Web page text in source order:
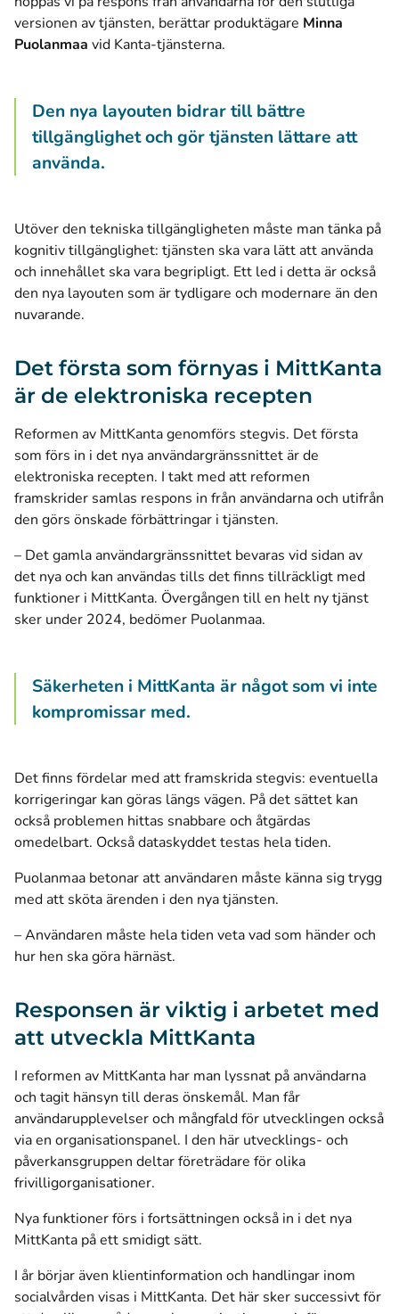
versionen av tjänsten, berättar produktägare Minna
Puolanmaa vid Kanta-tjänsterna.
Den nya layouten bidrar till bättre
tillgänglighet och gör tjänsten lättare att
använda.
Utöver den tekniska tillgängligheten måste man tänka på
kognitiv tillgänglighet: tjänsten ska vara lätt att använda
och innehållet ska vara begripligt. Ett led i detta är också
den nya layouten som är tydligare och modernare än den
nuvarande.
Det första som förnyas i MittKanta
är de elektroniska recepten
Reformen av MittKanta genomförs stegvis. Det första
som förs in i det nya användargränssnittet är de
elektroniska recepten. I takt med att reformen
framskrider samlas respons in från användarna och utifrån
den görs önskade förbättringar i tjänsten.
– Det gamla användargränssnittet bevaras vid sidan av
det nya och kan användas tills det finns tillräckligt med
funktioner i MittKanta. Övergången till en helt ny tjänst
sker under 2024, bedömer Puolanmaa.
Säkerheten i MittKanta är något som vi inte
kompromissar med.
Det finns fördelar med att framskrida stegvis: eventuella
korrigeringar kan göras längs vägen. På det sättet kan
också problemen hittas snabbare och åtgärdas
omedelbart. Också dataskyddet testas hela tiden.
Puolanmaa betonar att användaren måste känna sig trygg
med att sköta ärenden i den nya tjänsten.
– Användaren måste hela tiden veta vad som händer och
hur hen ska göra härnäst.
Responsen är viktig i arbetet med
att utveckla MittKanta
I reformen av MittKanta har man lyssnat på användarna
och tagit hänsyn till deras önskemål. Man får
användarupplevelser och mångfald för utvecklingen också
via en organisationspanel. I den här utvecklings- och
påverkansgruppen deltar företrädare för olika
frivilligorganisationer.
Nya funktioner förs i fortsättningen också in i det nya
MittKanta på ett smidigt sätt.
I år börjar även klientinformation och handlingar inom
socialvården visas i MittKanta. Det här sker successivt för